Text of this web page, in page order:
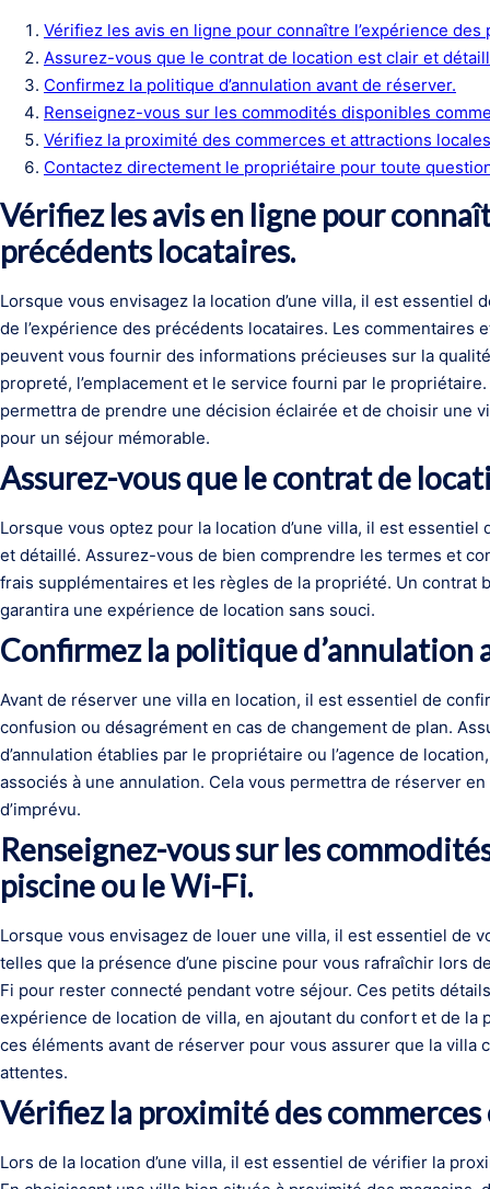
Vérifiez les avis en ligne pour connaître l’expérience des
Assurez-vous que le contrat de location est clair et
Confirmez la politique d’annulation avant de réserver.
Renseignez-vous sur les commodités disponibles
Vérifiez la proximité des commerces et attractions
Contactez directement le propriétaire pour toute
Vérifiez les avis en ligne pour
précédents locataires.
Lorsque vous envisagez la location d’une villa, il est essentiel
de l’expérience des précédents locataires. Les commentaires
peuvent vous fournir des informations précieuses sur la
propreté, l’emplacement et le service fourni par le
permettra de prendre une décision éclairée et de choisir une
pour un séjour mémorable.
Assurez-vous que le contrat de
Lorsque vous optez pour la location d’une villa, il est
et détaillé. Assurez-vous de bien comprendre les termes et
frais supplémentaires et les règles de la propriété. Un contrat
garantira une expérience de location sans souci.
Confirmez la politique d’annulation
Avant de réserver une villa en location, il est essentiel de
confusion ou désagrément en cas de changement de plan.
d’annulation établies par le propriétaire ou l’agence de
associés à une annulation. Cela vous permettra de réserver
d’imprévu.
Renseignez-vous sur les
piscine ou le Wi-Fi.
Lorsque vous envisagez de louer une villa, il est essentiel de
telles que la présence d’une piscine pour vous rafraîchir lors
Fi pour rester connecté pendant votre séjour. Ces petits
expérience de location de villa, en ajoutant du confort et de
ces éléments avant de réserver pour vous assurer que la villa
attentes.
Vérifiez la proximité des
Lors de la location d’une villa, il est essentiel de vérifier la